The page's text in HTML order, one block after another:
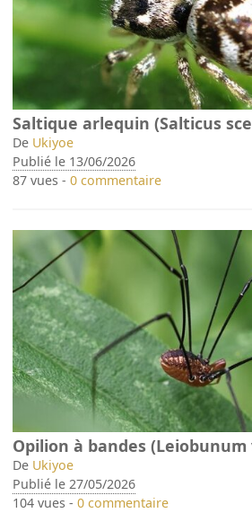
Saltique arlequin (Salticus
De Ukiyoe
Publié le 13/06/2026
87 vues -0 commentaire
Opilion à bandes
De Ukiyoe
Publié le 27/05/2026
104 vues -0 commentaire